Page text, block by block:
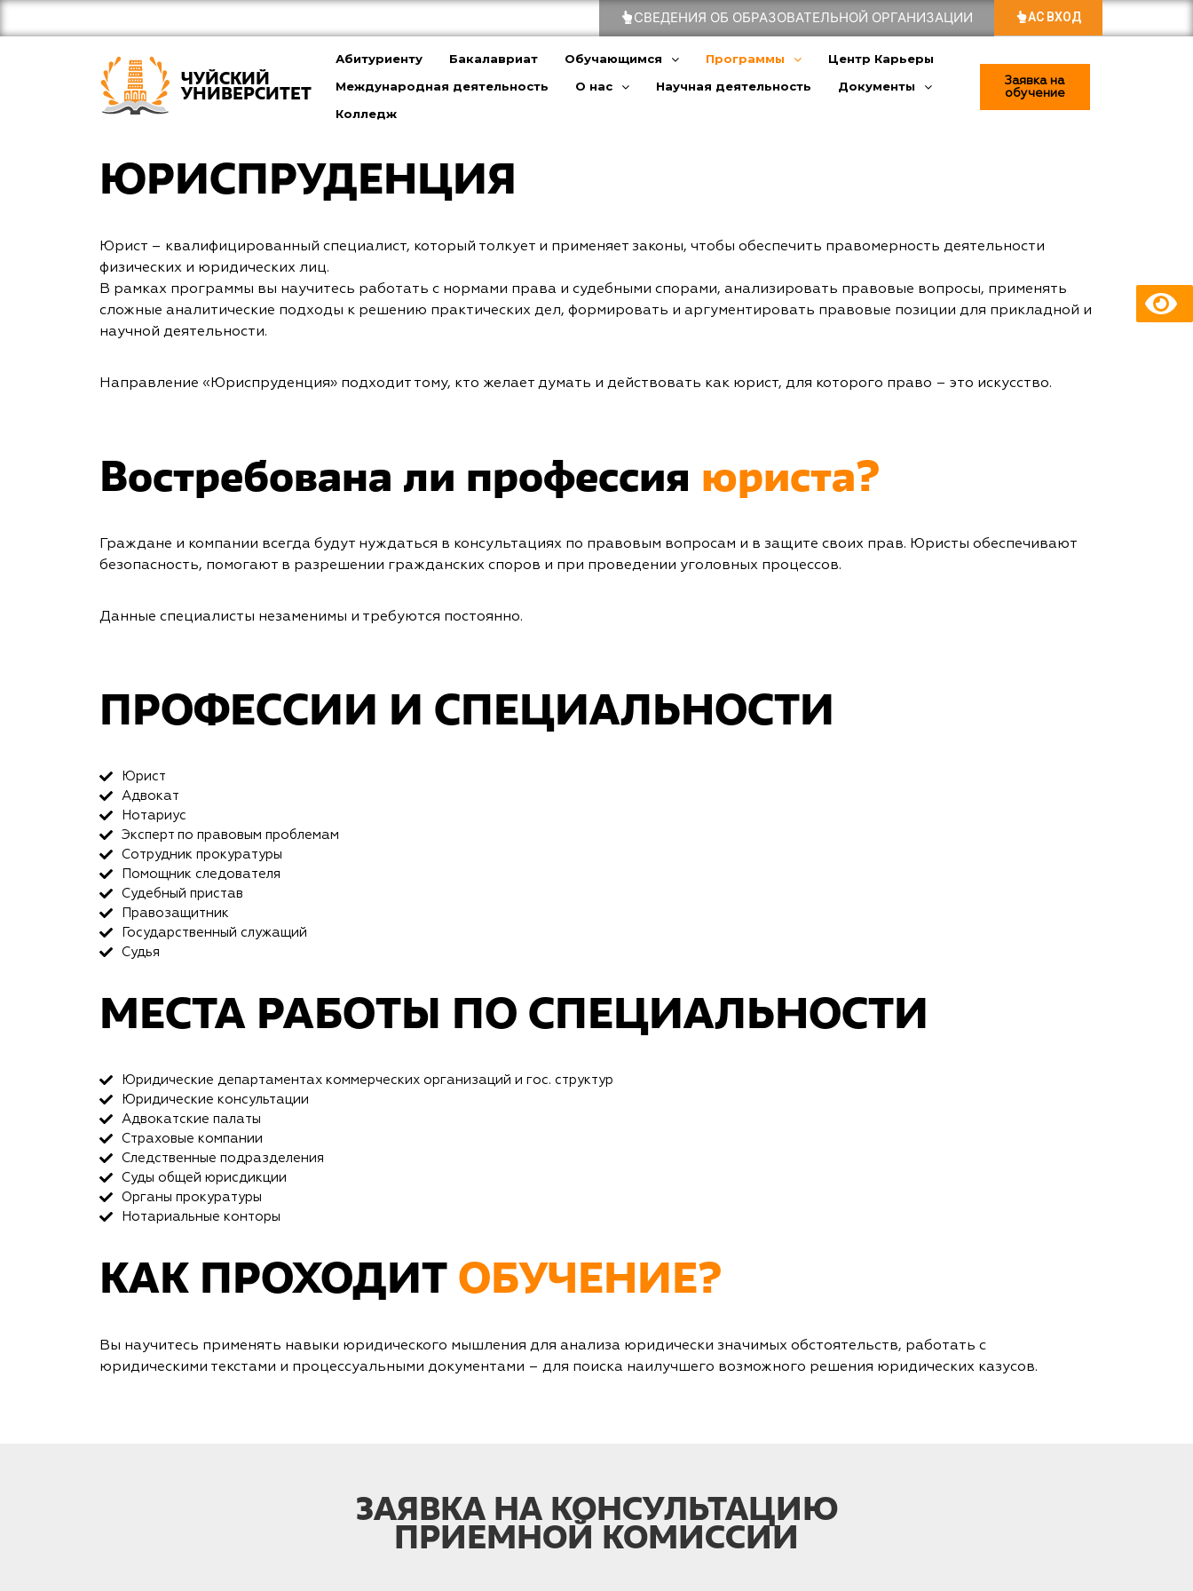
СВЕДЕНИЯ ОБ ОБРАЗОВАТЕЛЬНОЙ ОРГАНИЗАЦИИ АС ВХОД
ЧУЙСКИЙ
УНИВЕРСИТЕТ
Абитуриенту Бакалавриат Обучающимся Программы
Центр Карьеры
Международная деятельность
О нас Научная деятельность
Документы
Колледж
Заявка на
обучение
ЮРИСПРУДЕНЦИЯ
Юрист – квалифицированный специалист, который толкует и применяет законы, чтобы обеспечить правомерность деятельности
физических и юридических лиц.
В рамках программы вы научитесь работать с нормами права и судебными спорами, анализировать правовые вопросы, применять
сложные аналитические подходы к решению практических дел, формировать и аргументировать правовые позиции для прикладной и
научной деятельности.
Направление «Юриспруденция» подходит тому, кто желает думать и действовать как юрист, для которого право – это искусство.
Востребована ли профессия юриста?
Граждане и компании всегда будут нуждаться в консультациях по правовым вопросам и в защите своих прав. Юристы обеспечивают
безопасность, помогают в разрешении гражданских споров и при проведении уголовных процессов.
Данные специалисты незаменимы и требуются постоянно.
ПРОФЕССИИ И СПЕЦИАЛЬНОСТИ
Юрист
Адвокат
Нотариус
Эксперт по правовым проблемам
Сотрудник прокуратуры
Помощник следователя
Судебный пристав
Правозащитник
Государственный служащий
Судья
МЕСТА РАБОТЫ ПО СПЕЦИАЛЬНОСТИ
Юридические департаментах коммерческих организаций и гос. структур
Юридические консультации
Адвокатские палаты
Страховые компании
Следственные подразделения
Суды общей юрисдикции
Органы прокуратуры
Нотариальные конторы
КАК ПРОХОДИТ ОБУЧЕНИЕ?
Вы научитесь применять навыки юридического мышления для анализа юридически значимых обстоятельств, работать с
юридическими текстами и процессуальными документами – для поиска наилучшего возможного решения юридических казусов.
ЗАЯВКА НА КОНСУЛЬТАЦИЮ
ПРИЕМНОЙ КОМИССИИ